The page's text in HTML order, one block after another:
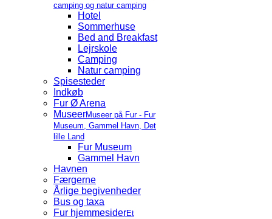
camping og natur camping
Hotel
Sommerhuse
Bed and Breakfast
Lejrskole
Camping
Natur camping
Spisesteder
Indkøb
Fur Ø Arena
MuseerMuseer på Fur - Fur
Museum, Gammel Havn, Det
lille Land
Fur Museum
Gammel Havn
Havnen
Færgerne
Årlige begivenheder
Bus og taxa
Fur hjemmesiderEt